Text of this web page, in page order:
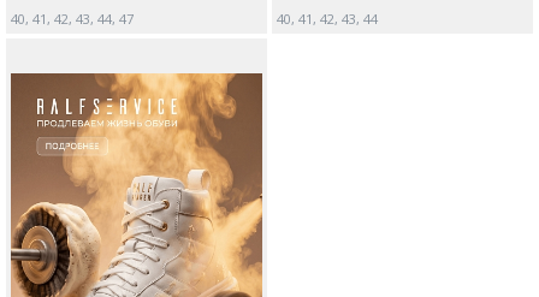
40, 41, 42, 43, 44, 47
40, 41, 42, 43, 44